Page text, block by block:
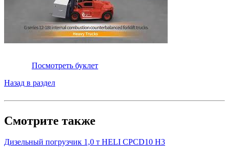
Посмотреть буклет
Назад в раздел
Смотрите также
Дизельный погрузчик 1,0 т HELI CPСD10 H3